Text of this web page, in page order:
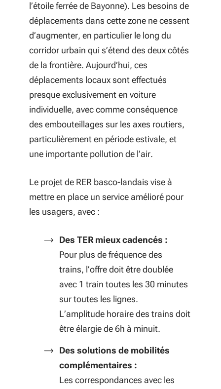
l’étoile ferrée de Bayonne). Les besoins de
déplacements dans cette zone ne cessent
d’augmenter, en particulier le long du
corridor urbain qui s’étend des deux côtés
de la frontière. Aujourd’hui, ces
déplacements locaux sont effectués
presque exclusivement en voiture
individuelle, avec comme conséquence
des embouteillages sur les axes routiers,
particulièrement en période estivale, et
une importante pollution de l’air.
Le projet de RER basco-landais vise à
mettre en place un service amélioré pour
les usagers, avec :
Des TER mieux cadencés :
Pour plus de fréquence des
trains, l’offre doit être doublée
avec 1 train toutes les 30 minutes
sur toutes les lignes.
L’amplitude horaire des trains doit
être élargie de 6h à minuit.
Des solutions de mobilités
complémentaires :
Les correspondances avec les